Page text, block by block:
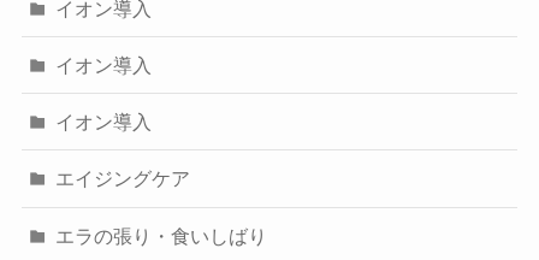
イオン導入
イオン導入
イオン導入
エイジングケア
エラの張り・食いしばり